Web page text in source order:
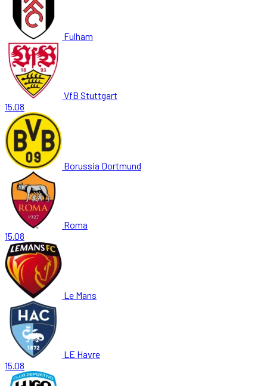
Fulham
VfB Stuttgart
15.08
Borussia Dortmund
Roma
15.08
Le Mans
LE Havre
15.08